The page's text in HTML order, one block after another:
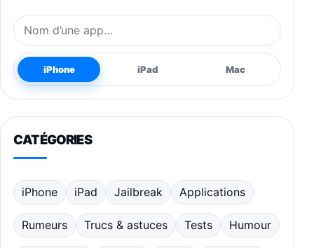
Nom de l’application
iPhone iPad Mac
CATÉGORIES
iPhone iPad Jailbreak Applications
Rumeurs Trucs & astuces Tests Humour